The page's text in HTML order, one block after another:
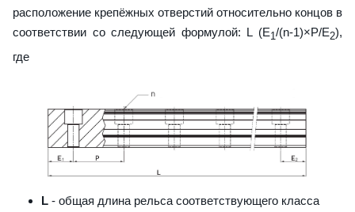
расположение крепёжных отверстий относительно концов в
соответствии со следующей формулой: L (E1/(n-1)×P/E2),
где
L - общая длина рельса соответствующего класса